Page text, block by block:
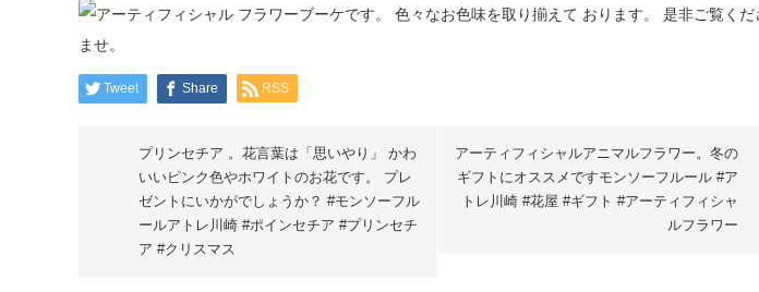
Tweet Share RSS
プリンセチア 。花言葉は「思いやり」 かわ
いいピンク色やホワイトのお花です。 プレ
ゼントにいかがでしょうか？ #モンソーフル
ールアトレ川崎 #ポインセチア #プリンセチ
ア #クリスマス
アーティフィシャルアニマルフラワー。冬の
ギフトにオススメですモンソーフルール #ア
トレ川崎 #花屋 #ギフト #アーティフィシャ
ルフラワー